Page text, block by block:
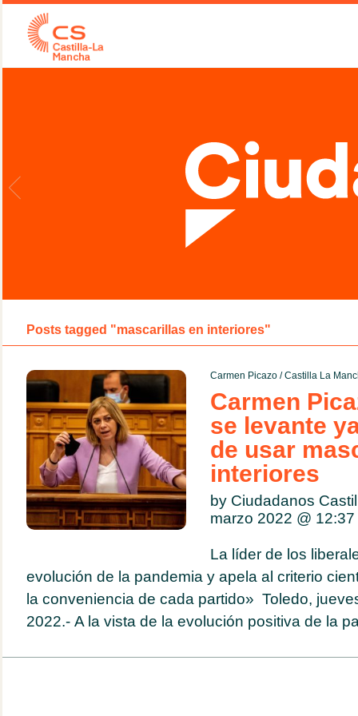
Posts tagged "mascarillas en interiores"
Carmen Picazo/Castilla La
Carmen
se levante
de usar
interiores
by Ciudadanos
marzo 2022 @ 12:37
La líder de los
evolución de la pandemia y apela al criterio
la conveniencia de cada partido» Toledo,
2022.- A la vista de la evolución positiva de la